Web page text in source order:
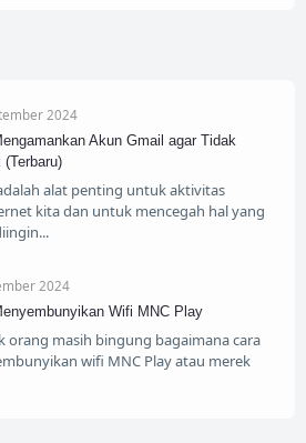
2024
Akun Gmail agar Tidak
(Terbaru)
alat penting untuk aktivitas
kita dan untuk mencegah hal yang
2024
Wifi MNC Play
orang masih bingung bagaimana cara
wifi MNC Play atau merek